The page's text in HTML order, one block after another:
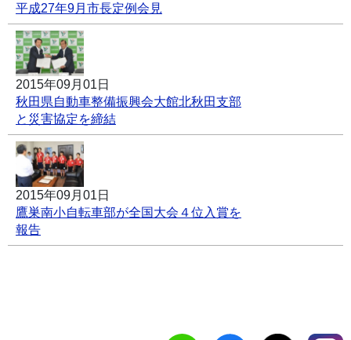
平成27年9月市長定例会見
2015年09月01日
秋田県自動車整備振興会大館北秋田支部
と災害協定を締結
2015年09月01日
鷹巣南小自転車部が全国大会４位入賞を
報告